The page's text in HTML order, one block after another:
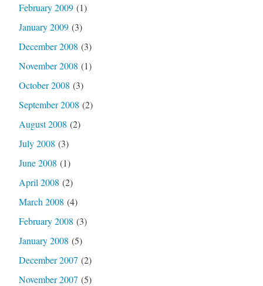
February 2009(1)
January 2009(3)
December 2008 (3)
November 2008 (1)
October 2008 (3)
September 2008 (2)
August 2008 (2)
July 2008 (3)
June 2008 (1)
April 2008 (2)
March 2008 (4)
February 2008 (3)
January 2008 (5)
December 2007 (2)
November 2007 (5)